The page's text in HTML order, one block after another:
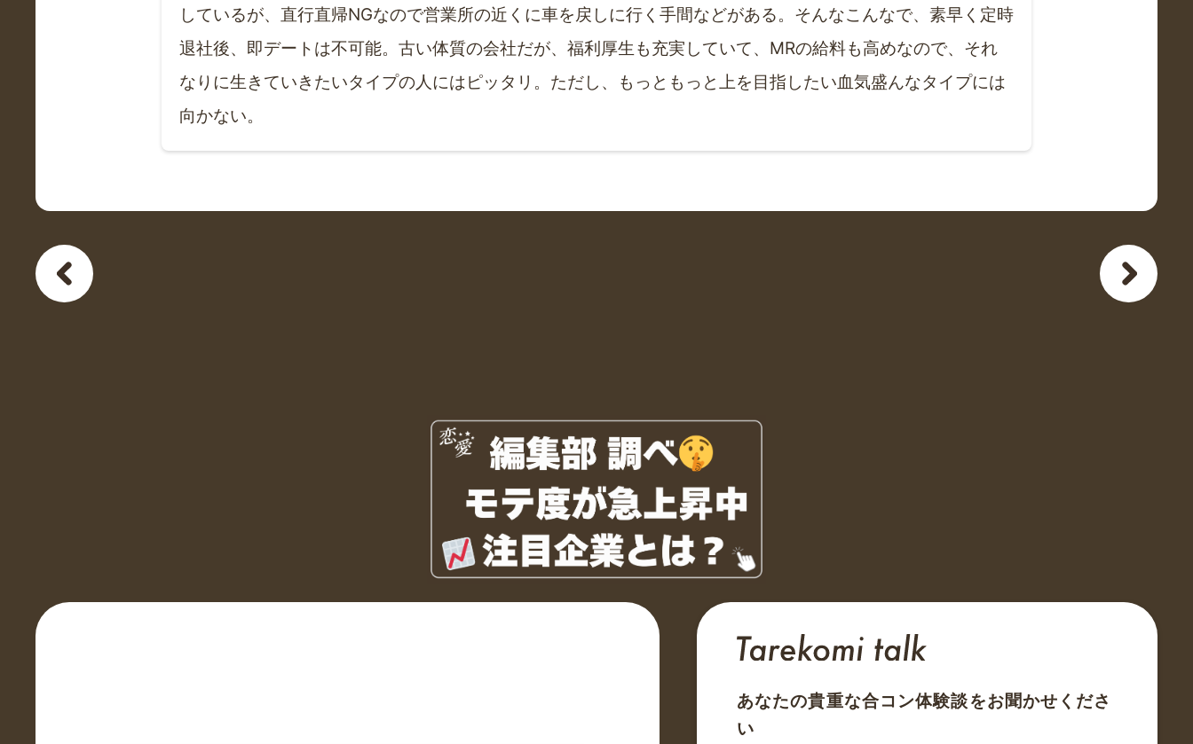
しているが、直行直帰NGなので営業所の近くに車を戻しに行く手間などがある。そんなこんなで、素早く定時
退社後、即デートは不可能。古い体質の会社だが、福利厚生も充実していて、MRの給料も高めなので、それ
なりに生きていきたいタイプの人にはピッタリ。ただし、もっともっと上を目指したい血気盛んなタイプには
向かない。
あなたの貴重な合コン体験談をお聞かせくださ
い